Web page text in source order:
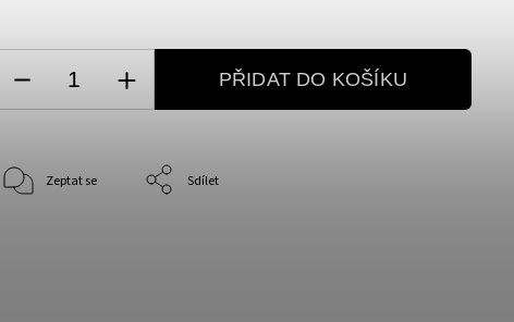
PŘIDAT DO KOŠÍKU
Zeptat se Sdílet